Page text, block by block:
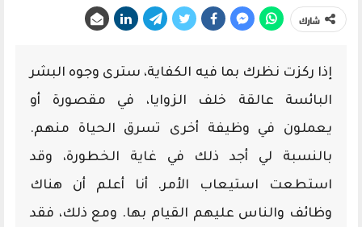
شارك
إذا ركزت نظرك بما فيه الكفاية، سترى وجوه البشر
البائسة عالقة خلف الزوايا، في مقصورة أو
يعملون في وظيفة أخرى تسرق الحياة منهم.
بالنسبة لي أجد ذلك في غاية الخطورة، وقد
استطعت استيعاب الأمر. أنا أعلم أن هناك
وظائف والناس عليهم القيام بها. ومع ذلك، فقد